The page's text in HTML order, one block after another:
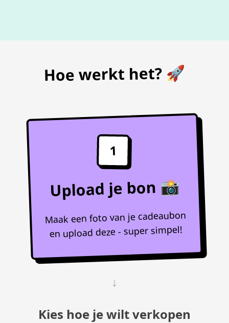
Hoe werkt het? 🚀
1
Upload je bon 📸
Maak een foto van je cadeaubon
en upload deze - super simpel!
↓
Kies hoe je wilt verkopen